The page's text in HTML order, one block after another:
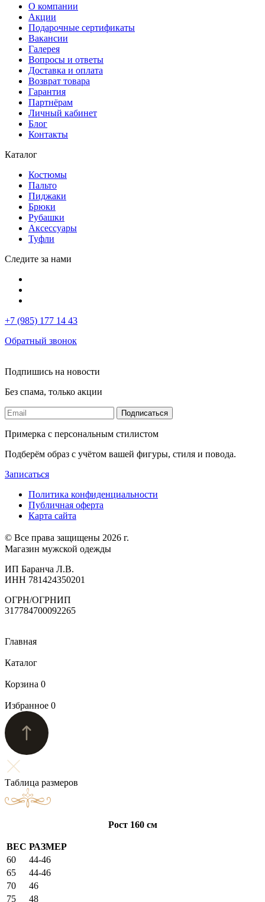
О компании
Акции
Подарочные сертификаты
Вакансии
Галерея
Вопросы и ответы
Доставка и оплата
Возврат товара
Гарантия
Партнёрам
Личный кабинет
Блог
Контакты
Каталог
Костюмы
Пальто
Пиджаки
Брюки
Рубашки
Аксессуары
Туфли
Следите за нами
+7 (985) 177 14 43
Обратный звонок
Подпишись на новости
Без спама, только акции
Подписаться
Примерка с персональным стилистом
Подберём образ с учётом вашей фигуры, стиля и повода.
Записаться
Политика конфиденциальности
Публичная оферта
Карта сайта
© Все права защищены 2026 г.
Магазин мужской одежды
ИП Баранча Л.В.
ИНН 781424350201
ОГРН/ОГРНИП
317784700092265
Главная
Каталог
Корзина 0
Избранное 0
Таблица размеров
Рост 160 см
ВЕС РАЗМЕР
60
44-46
65
44-46
70
46
75
48